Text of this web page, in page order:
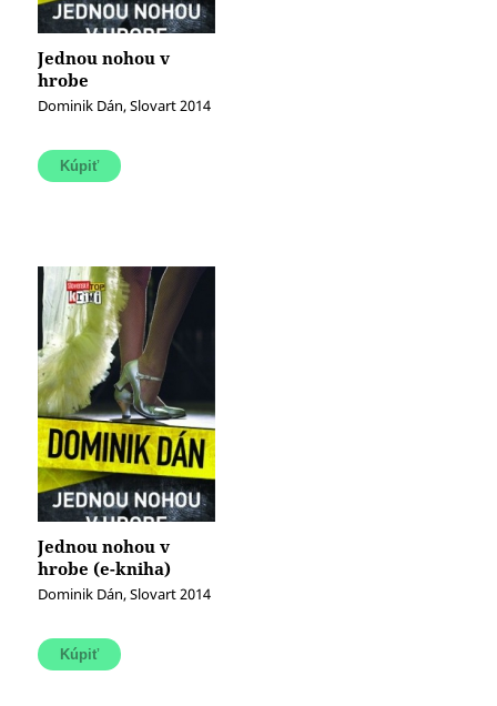
Jednou nohou v
hrobe
Dominik Dán, Slovart 2014
Jednou nohou v
hrobe (e-kniha)
Dominik Dán, Slovart 2014